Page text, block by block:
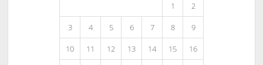
1 2
3 4 5 6 7 8 9
10 11 12 13 14 15 16